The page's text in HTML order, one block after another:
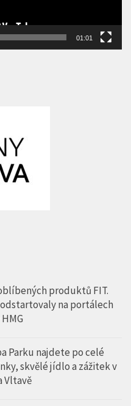
01:01
produktů FIT.
na portálech
Parku najdete po celé
skvělé jídlo a zážitek v
Vltavě